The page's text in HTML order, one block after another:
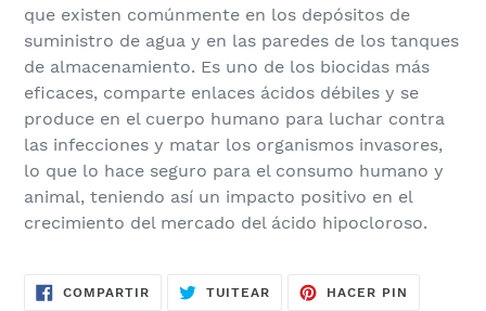
que existen comúnmente en los depósitos de
suministro de agua y en las paredes de los tanques
de almacenamiento. Es uno de los biocidas más
eficaces, comparte enlaces ácidos débiles y se
produce en el cuerpo humano para luchar contra
las infecciones y matar los organismos invasores,
lo que lo hace seguro para el consumo humano y
animal, teniendo así un impacto positivo en el
crecimiento del mercado del ácido hipocloroso.
COMPARTIRCOMPARTIR
EN
TUITEAR TUITEARHACER PIN